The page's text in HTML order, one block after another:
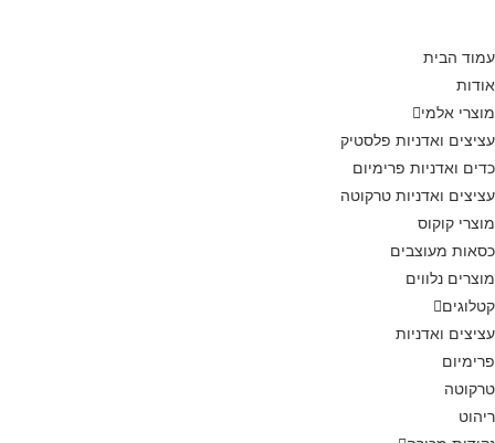
עמוד הבית
אודות
מוצרי אלמי
עציצים ואדניות פלסטיק
כדים ואדניות פרימיום
עציצים ואדניות טרקוטה
מוצרי קוקוס
כסאות מעוצבים
מוצרים נלווים
קטלוגים
עציצים ואדניות
פרימיום
טרקוטה
ריהוט